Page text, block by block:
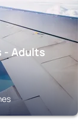
- Adults